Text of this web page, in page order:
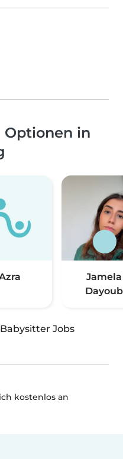
Optionen in
Jamela
Dayoub
Babysitter Jobs
kostenlos an